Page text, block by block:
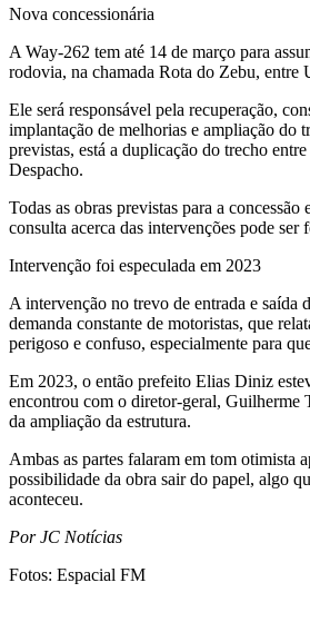
Nova concessionária
A Way-262 tem até 14 de março para
rodovia, na chamada Rota do Zebu, entre
Ele será responsável pela recuperação,
implantação de melhorias e ampliação do
previstas, está a duplicação do trecho
Despacho.
Todas as obras previstas para a concessão
consulta acerca das intervenções pode ser
Intervenção foi especulada em 2023
A intervenção no trevo de entrada e saída
demanda constante de motoristas, que
perigoso e confuso, especialmente para
Em 2023, o então prefeito Elias Diniz
encontrou com o diretor-geral, Guilherme
da ampliação da estrutura.
Ambas as partes falaram em tom otimista
possibilidade da obra sair do papel, algo
aconteceu.
Por JC Notícias
Fotos: Espacial FM